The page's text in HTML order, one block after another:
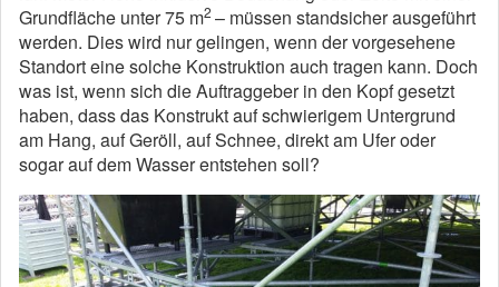
Grundfläche unter 75 m2 – müssen standsicher ausgeführt
werden. Dies wird nur gelingen, wenn der vorgesehene
Standort eine solche Konstruktion auch tragen kann. Doch
was ist, wenn sich die Auftraggeber in den Kopf gesetzt
haben, dass das Konstrukt auf schwierigem Untergrund
am Hang, auf Geröll, auf Schnee, direkt am Ufer oder
sogar auf dem Wasser entstehen soll?